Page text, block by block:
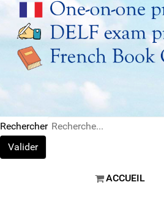
Rechercher
Valider
ACCUEIL